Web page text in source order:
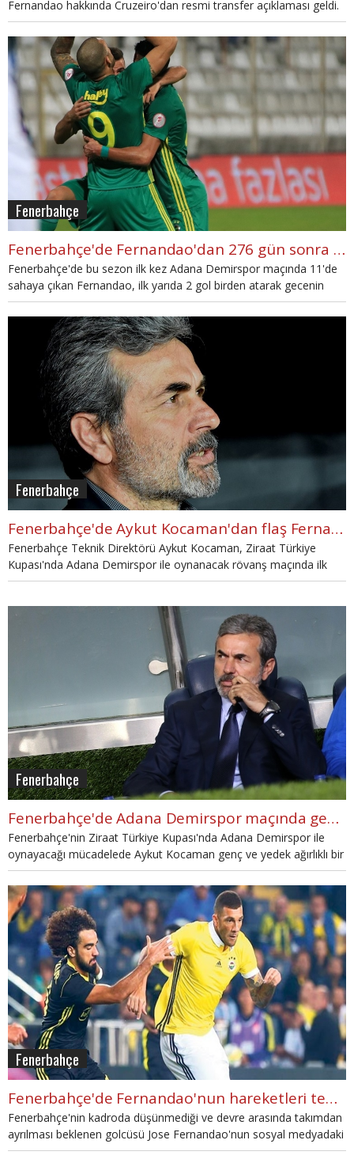
Fernandao hakkında Cruzeiro'dan resmi transfer açıklaması geldi.
Fenerbahçe
Fenerbahçe'de Fernandao'dan 276 gün sonra müthiş goller (İZLE- Adana Demirspor maçı)
Fenerbahçe'de bu sezon ilk kez Adana Demirspor maçında 11'de
sahaya çıkan Fernandao, ilk yarıda 2 gol birden atarak gecenin
öne çıkan isimlerinden biri oldu.
Fenerbahçe
Fenerbahçe'de Aykut Kocaman'dan flaş Fernandao kararı
Fenerbahçe Teknik Direktörü Aykut Kocaman, Ziraat Türkiye
Kupası'nda Adana Demirspor ile oynanacak rövanş maçında ilk
11'de sürpriz bir futbolcuya şans verdi.
Fenerbahçe
Fenerbahçe'de Adana Demirspor maçında gençleri oynatacak
Fenerbahçe'nin Ziraat Türkiye Kupası'nda Adana Demirspor ile
oynayacağı mücadelede Aykut Kocaman genç ve yedek ağırlıklı bir
kadroyla mücadele edecek.
Fenerbahçe
Fenerbahçe'de Fernandao'nun hareketleri tepki çekti
Fenerbahçe'nin kadroda düşünmediği ve devre arasında takımdan
ayrılması beklenen golcüsü Jose Fernandao'nun sosyal medyadaki
paylaşımları tepki topladı.